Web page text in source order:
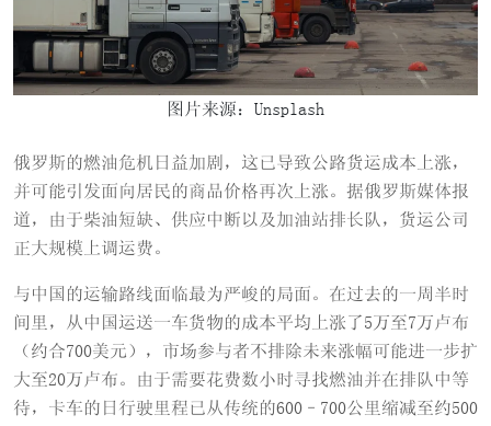
图片来源：Unsplash
俄罗斯的燃油危机日益加剧，这已导致公路货运成本上涨，
并可能引发面向居民的商品价格再次上涨。据俄罗斯媒体报
道，由于柴油短缺、供应中断以及加油站排长队，货运公司
正大规模上调运费。
与中国的运输路线面临最为严峻的局面。在过去的一周半时
间里，从中国运送一车货物的成本平均上涨了5万至7万卢布
（约合700美元），市场参与者不排除未来涨幅可能进一步扩
大至20万卢布。由于需要花费数小时寻找燃油并在排队中等
待，卡车的日行驶里程已从传统的600–700公里缩减至约500